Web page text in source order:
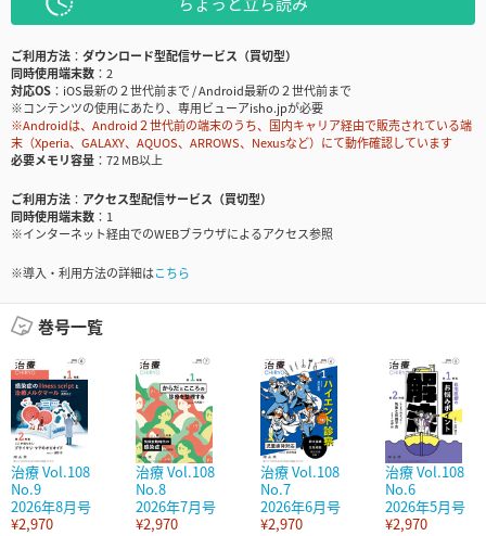
ご利用方法
ダウンロード型配信サービス（買切型）
同時使用端末数
2
対応OS
iOS最新の２世代前まで / Android最新の２世代前まで
※コンテンツの使用にあたり、専用ビューアisho.jpが必要
※Androidは、Android２世代前の端末のうち、国内キャリア経由で販売されている端
末（Xperia、GALAXY、AQUOS、ARROWS、Nexusなど）にて動作確認しています
必要メモリ容量
72 MB以上
ご利用方法
アクセス型配信サービス（買切型）
同時使用端末数
1
※インターネット経由でのWEBブラウザによるアクセス参照
※導入・利用方法の詳細はこちら
巻号一覧
治療 Vol.108
No.9
2026年8月号
¥2,970
治療 Vol.108
No.8
2026年7月号
¥2,970
治療 Vol.108
No.7
2026年6月号
¥2,970
治療 Vol.108
No.6
2026年5月号
¥2,970